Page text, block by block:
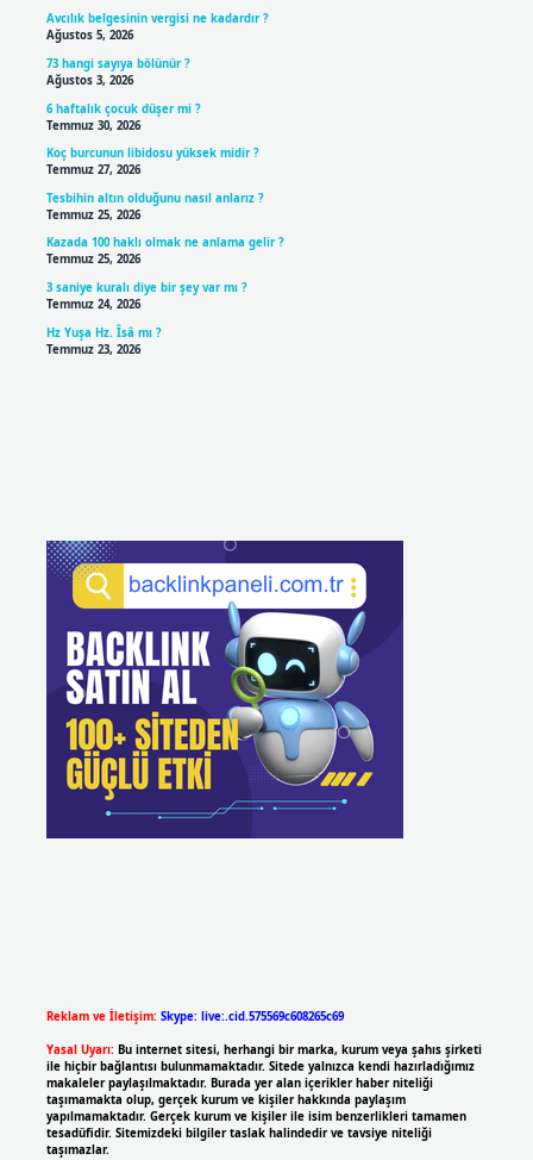
Avcılık belgesinin vergisi ne kadardır ?
Ağustos 5, 2026
73 hangi sayıya bölünür ?
Ağustos 3, 2026
6 haftalık çocuk düşer mi ?
Temmuz 30, 2026
Koç burcunun libidosu yüksek midir ?
Temmuz 27, 2026
Tesbihin altın olduğunu nasıl anlarız ?
Temmuz 25, 2026
Kazada 100 haklı olmak ne anlama gelir ?
Temmuz 25, 2026
3 saniye kuralı diye bir şey var mı ?
Temmuz 24, 2026
Hz Yuşa Hz. Îsâ mı ?
Temmuz 23, 2026
Reklam ve İletişim: Skype: live:.cid.575569c608265c69
Yasal Uyarı: Bu internet sitesi, herhangi bir marka, kurum veya şahıs şirketi
ile hiçbir bağlantısı bulunmamaktadır. Sitede yalnızca kendi hazırladığımız
makaleler paylaşılmaktadır. Burada yer alan içerikler haber niteliği
taşımamakta olup, gerçek kurum ve kişiler hakkında paylaşım
yapılmamaktadır. Gerçek kurum ve kişiler ile isim benzerlikleri tamamen
tesadüfidir. Sitemizdeki bilgiler taslak halindedir ve tavsiye niteliği
taşımazlar.